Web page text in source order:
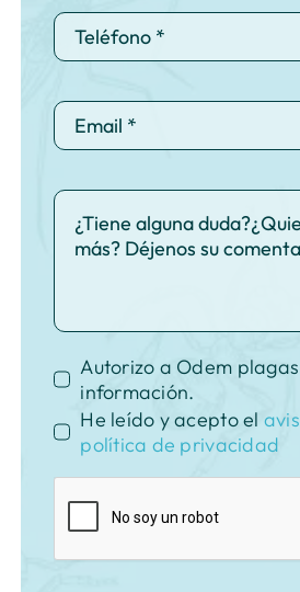
Autorizo a Odem
información.
He leído y acepto el
política de privacidad